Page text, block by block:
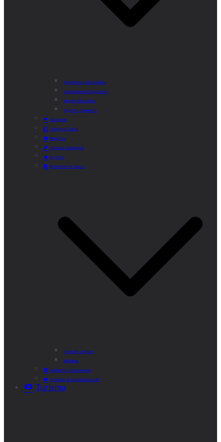
Actividades Semanales
Instalaciones Deportivas
Alquiler Bicicletas
Agenda Deportiva
Educación
Centro de Salud
Mayores
Comedor Municipal
Agenda
Préstamo de Libros
Punto de Lectura
Bibliobús
Velatorio y Cementerio
Atención al Ciudadano CAM
Turismo